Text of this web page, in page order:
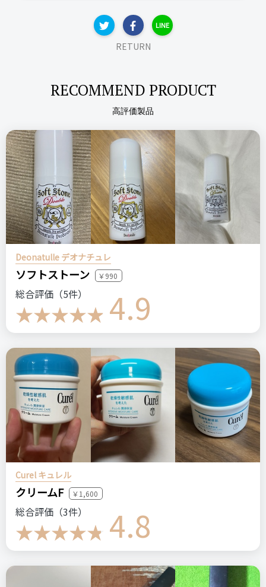
比較したもの・こちらを選んだ理由
場所
伊勢丹
スリー リリカルリップブルーム18
THREE
リップグロス
口紅 デパコス
＼ショップで商品を探す／
コメント（0 件）
次回のリピート予定
ログイン
発色の良さ、マット感、オシャレさ、つけ心地
悪いところ（残念）
特になし
注意点
特になし
おすすめする人・おすすめしない人
おすすめしない人:ツヤツヤリップが好きな人
特になし
価格
3,700円
場所
伊勢丹
NARS ナーズ リップピグメント 口紅
グロス
パワーマットリップピグメント
＼ショップで商品を探す／
ステマっぽい 0
LINE
RETURN
RECOMMEND PRODUCT
高評価製品
Deonatulle デオナチュレ
ソフトストーン ￥990
総合評価（5件） 4.9
Curel キュレル
クリームF ￥1,600
総合評価（3件） 4.8